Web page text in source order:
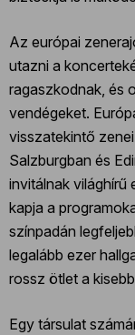
Az európai
utazni a
ragaszkodnak, és
vendégeket.
visszatekintő
Salzburgban és
invitálnak világhírű
kapja a
színpadán
legalább ezer
rossz ötlet a
Egy társulat